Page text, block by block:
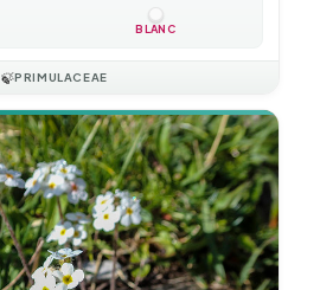
BLANC
🍃PRIMULACEAE